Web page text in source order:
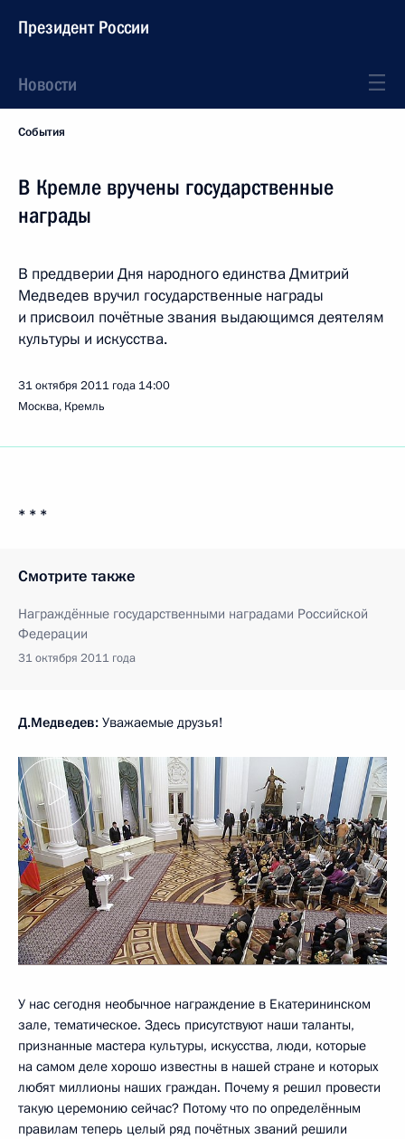
Президент России
Новости
События
В Кремле вручены государственные
награды
В преддверии Дня народного единства Дмитрий
Медведев вручил государственные награды
и присвоил почётные звания выдающимся деятелям
культуры и искусства.
31 октября 2011 года 14:00
Москва, Кремль
* * *
Смотрите также
Награждённые государственными наградами Российской
Федерации
31 октября 2011 года
Д.Медведев: Уважаемые друзья!
У нас сегодня необычное награждение в Екатерининском
зале, тематическое. Здесь присутствуют наши таланты,
признанные мастера культуры, искусства, люди, которые
на самом деле хорошо известны в нашей стране и которых
любят миллионы наших граждан. Почему я решил провести
такую церемонию сейчас? Потому что по определённым
правилам теперь целый ряд почётных званий решили